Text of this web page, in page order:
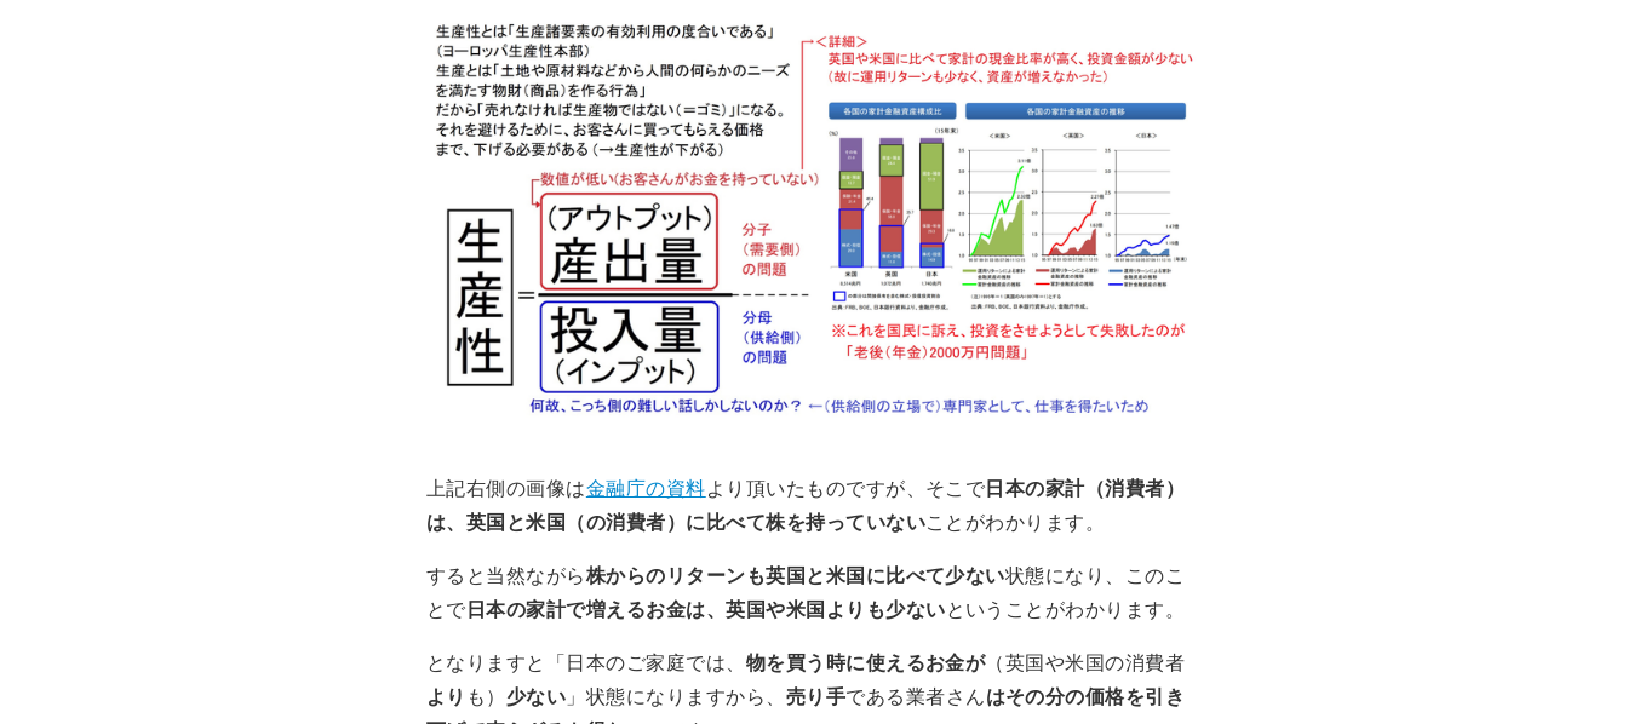
上記右側の画像は金融庁の資料より頂いたものですが、そこで日本の家計（消費者）
は、英国と米国（の消費者）に比べて株を持っていないことがわかります。
すると当然ながら株からのリターンも英国と米国に比べて少ない状態になり、このこ
とで日本の家計で増えるお金は、英国や米国よりも少ないということがわかります。
となりますと「日本のご家庭では、 物を買う時に使えるお金が（英国や米国の消費者
より も） 少ない 」状態になりますから、 売り手である業者さんはその分の価格を引き